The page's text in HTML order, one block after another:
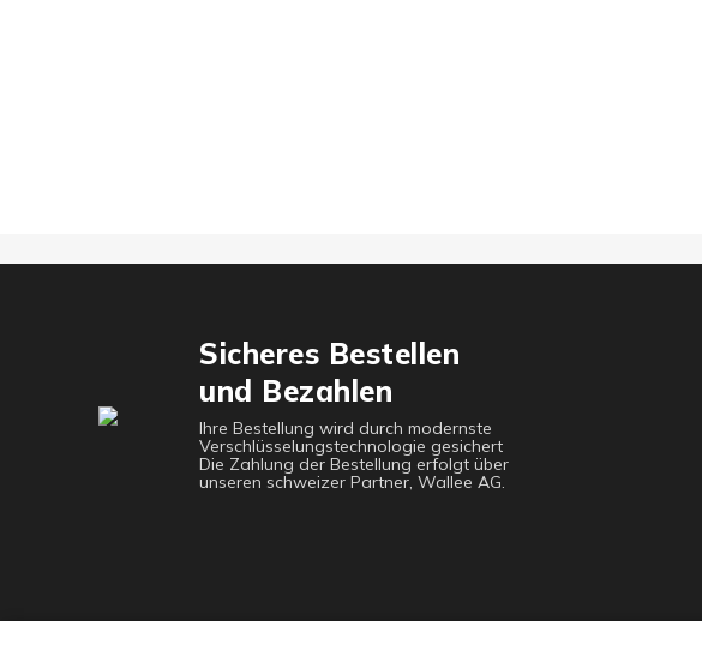
Sicheres Bestellen
und Bezahlen
Ihre Bestellung wird durch modernste
Verschlüsselungstechnologie gesichert
Die Zahlung der Bestellung erfolgt über
unseren schweizer Partner, Wallee AG.